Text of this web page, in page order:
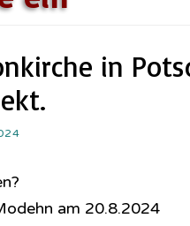
in
am 20.8.2024